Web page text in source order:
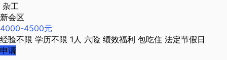
杂工
新会区
4000-4500元
经验不限 学历不限 1人 六险 绩效福利 包吃住 法定节假日
申请